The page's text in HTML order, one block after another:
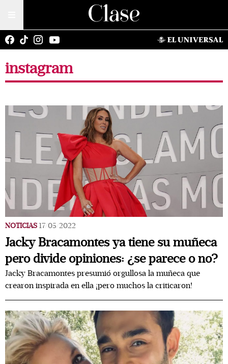
instagram
NOTICIAS 17/05/2022
Jacky Bracamontes ya tiene su muñeca
pero divide opiniones: ¿se parece o no?
Jacky Bracamontes presumió orgullosa la muñeca que
crearon inspirada en ella ¡pero muchos la criticaron!